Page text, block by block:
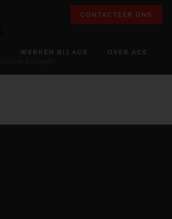
CONTACTEER ONS
WERKEN BIJ ACS OVER ACS